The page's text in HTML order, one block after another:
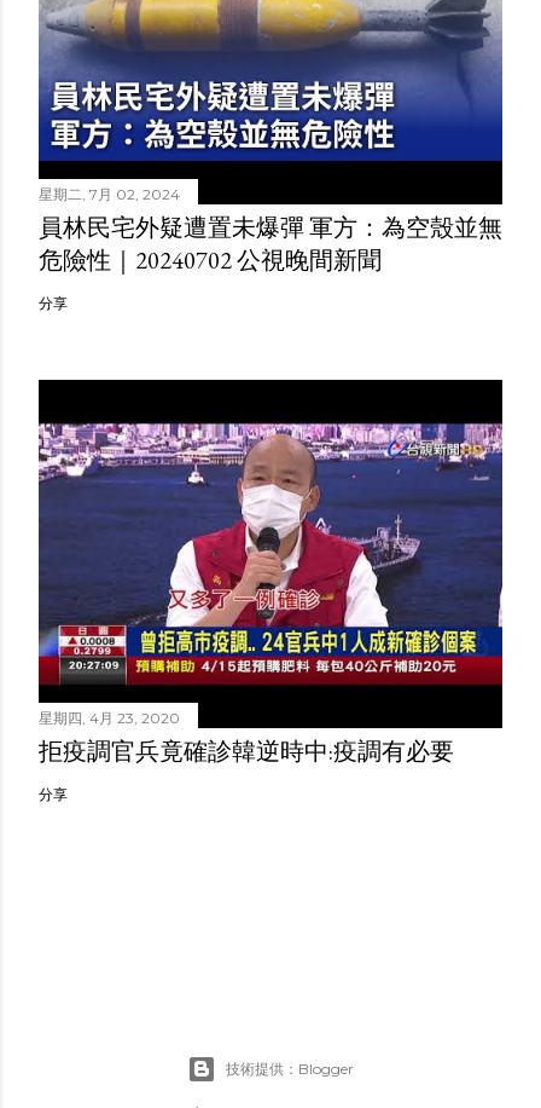
星期二, 7月 02, 2024
員林民宅外疑遭置未爆彈 軍方：為空殼並無
危險性｜20240702 公視晚間新聞
分享
星期四, 4月 23, 2020
拒疫調官兵竟確診韓逆時中:疫調有必要
分享
技術提供：Blogger